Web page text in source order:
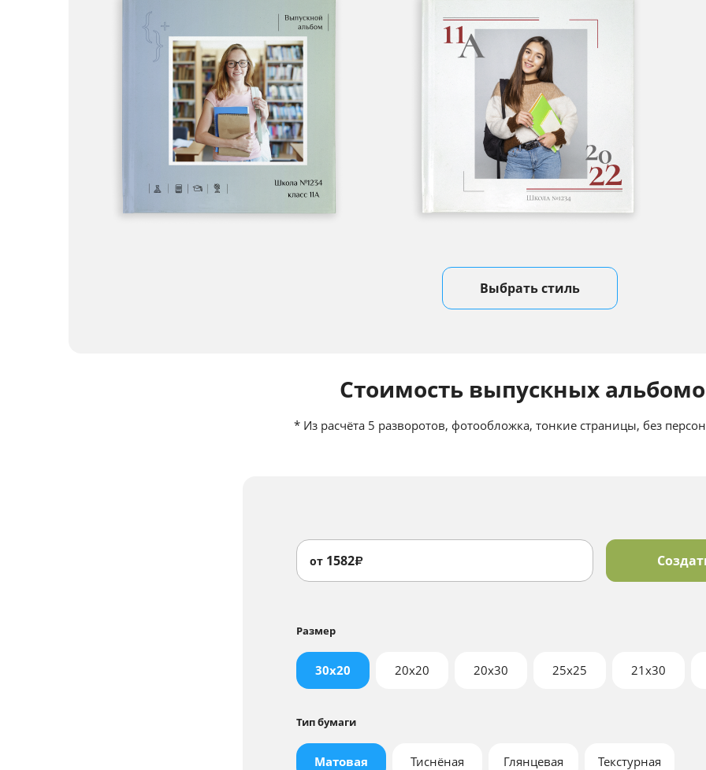
Выбрать стиль
Стоимость выпускных
* Из расчёта 5 разворотов, фотообложка, тонкие страницы, без
от 1582₽
Размер
30x20 20x20 20x30 25x25 21х30
Тип бумаги
Матовая Тиснёная Глянцевая Текстурная